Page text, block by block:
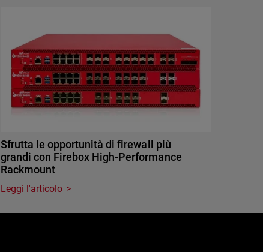
Sfrutta le opportunità di firewall più
grandi con Firebox High-Performance
Rackmount
Leggi l'articolo